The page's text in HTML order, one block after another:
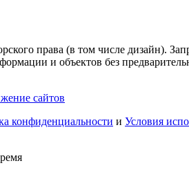
права (в том числе дизайн).
и объектов без
сайтов
конфиденциальности и Условия